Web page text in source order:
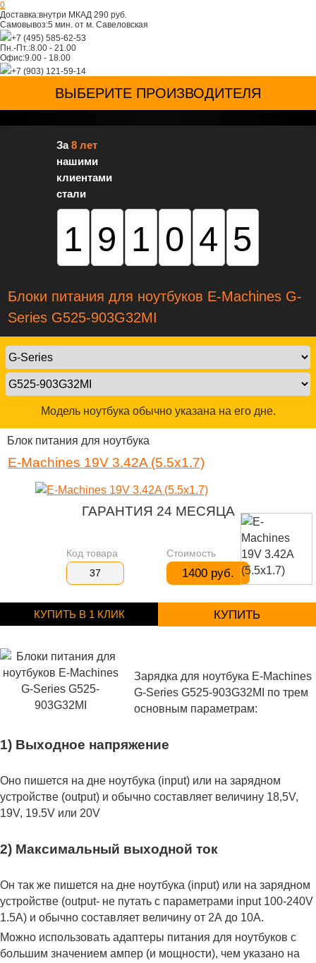
0
Доставка:внутри МКАД 290 руб.
Самовывоз:5 мин. от м. Савеловская
+7 (495) 585-62-53
Пн.-Пт.:8.00 - 21.00
Офис:9.00 - 18.00
+7 (903) 121-59-14
ВЫБЕРИТЕ ПРОИЗВОДИТЕЛЯ
За8 лет
нашими
клиентами
стали
191045
Блоки питания для ноутбуков E-Machines G-
Series G525-903G32MI
Модель ноутбука обычно указана на его дне.
Блок питания для ноутбука
E-Machines 19V 3.42A (5.5x1.7)
ГАРАНТИЯ 24 МЕСЯЦА
Код товара
37
Стоимость
1400 руб.
КУПИТЬ В 1 КЛИК КУПИТЬ
Зарядка для ноутбука E-Machines
G-Series G525-903G32MI по трем
основным параметрам:
1) Выходное напряжение
Оно пишется на дне ноутбука (input) или на зарядном
устройстве (output) и обычно составляет величину 18,5V,
19V, 19.5V или 20V
2) Максимальный выходной ток
Он так же пишется на дне ноутбука (input) или на зарядном
устройстве (output- не путать с параметрами input 100-240V
1.5A) и обычно составляет величину от 2А до 10A.
Можно использовать адаптеры питания для ноутбуков с
большим значением ампер (и мощности), чем указано на